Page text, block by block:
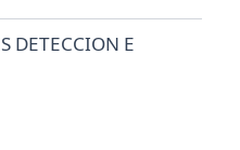
DETECCION E